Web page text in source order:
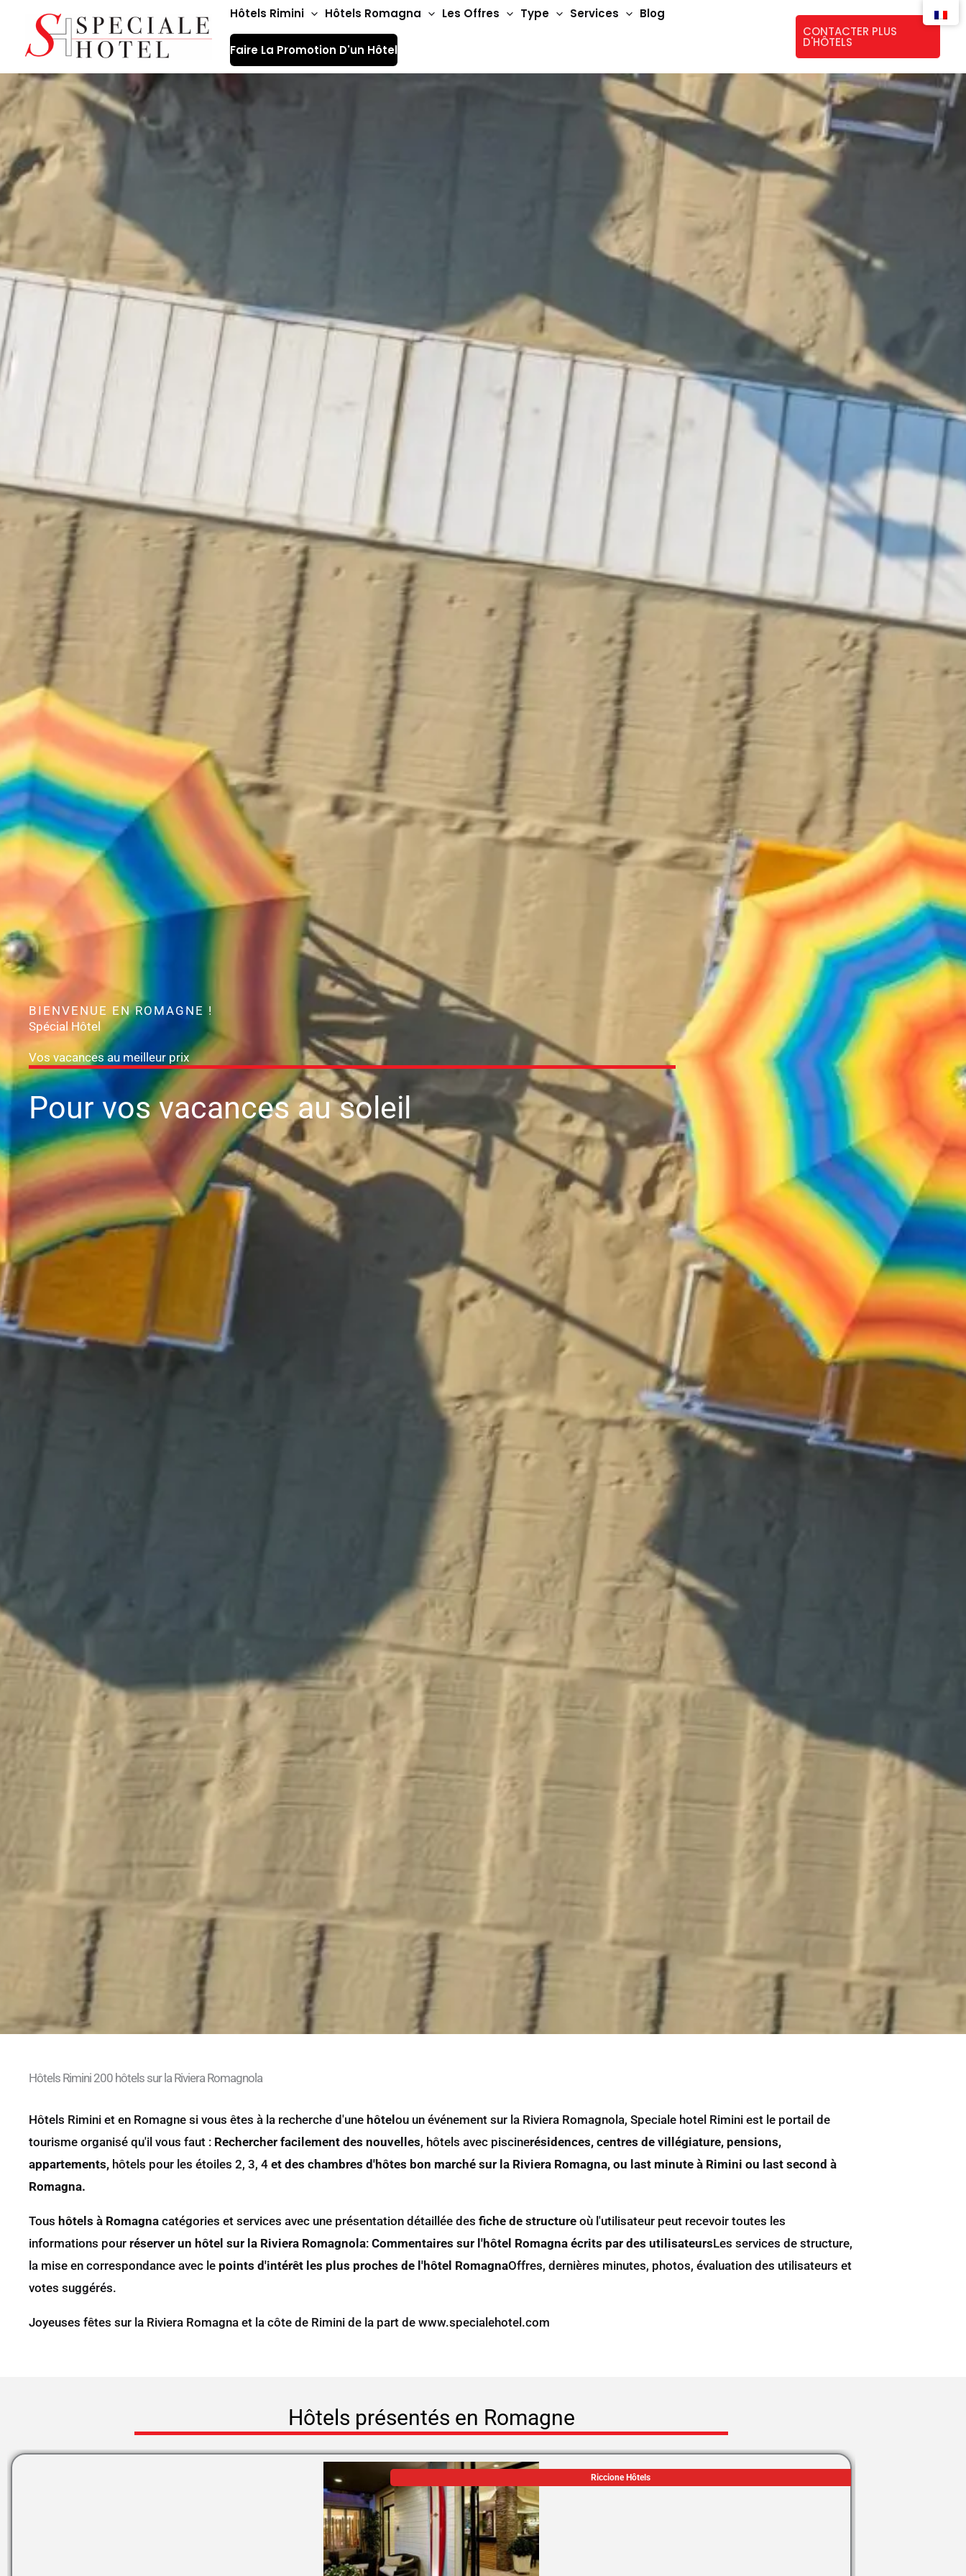
contenu
Hôtels Rimini Hôtels Romagna Les Offres Type Services Blog
Faire La Promotion D'un Hôtel
CONTACTER PLUS
D'HÔTELS
BIENVENUE EN ROMAGNE !
Spécial Hôtel
Vos vacances au meilleur prix
Pour vos vacances au soleil
Hôtels Rimini 200 hôtels sur la Riviera Romagnola
Hôtels Rimini et en Romagne si vous êtes à la recherche d'une hôtel ou un événement sur la Riviera Romagnola, Speciale hotel Rimini est le portail de
tourisme organisé qu'il vous faut : Rechercher facilement des nouvelles, hôtels avec piscinerésidences, centres de villégiature, pensions,
appartements, hôtels pour les étoiles 2, 3, 4 et des chambres d'hôtes bon marché sur la Riviera Romagna, ou last minute à Rimini ou last second à
Romagna.
Tous hôtels à Romagna catégories et services avec une présentation détaillée des fiche de structure où l'utilisateur peut recevoir toutes les
informations pour réserver un hôtel sur la Riviera Romagnola: Commentaires sur l'hôtel Romagna écrits par des utilisateursLes services de structure,
la mise en correspondance avec le points d'intérêt les plus proches de l'hôtel RomagnaOffres, dernières minutes, photos, évaluation des utilisateurs et
votes suggérés.
Joyeuses fêtes sur la Riviera Romagna et la côte de Rimini de la part de www.specialehotel.com
Hôtels présentés en Romagne
Riccione Hôtels